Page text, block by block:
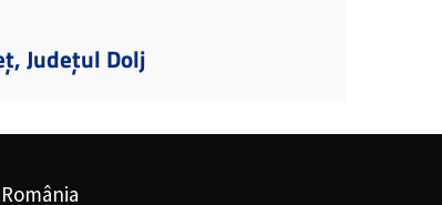
Județul Dolj